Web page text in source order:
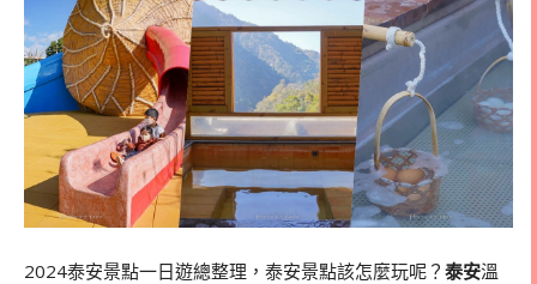
2024泰安景點一日遊總整理，泰安景點該怎麼玩呢？ 泰安溫